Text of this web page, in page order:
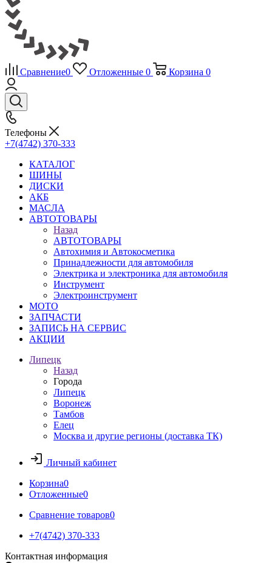
Сравнение0 Отложенные 0 Корзина 0
Телефоны
+7(4742) 370-333
КАТАЛОГ
ШИНЫ
ДИСКИ
АКБ
МАСЛА
АВТОТОВАРЫ
Назад
АВТОТОВАРЫ
Автохимия и Автокосметика
Принадлежности для автомобиля
Электрика и электроника для автомобиля
Инструмент
Электроинструмент
МОТО
ЗАПЧАСТИ
ЗАПИСЬ НА СЕРВИС
АКЦИИ
Липецк
Назад
Города
Липецк
Воронеж
Тамбов
Елец
Москва и другие регионы (доставка ТК)
Личный кабинет
Корзина0
Отложенные0
Сравнение товаров0
+7(4742) 370-333
Контактная информация